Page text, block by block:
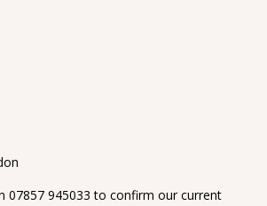
07857 945033 to confirm our current